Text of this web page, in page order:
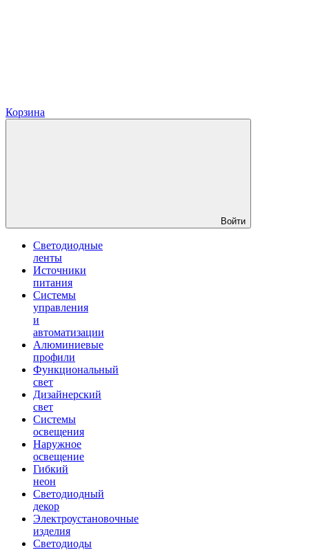
Корзина
Войти
Светодиодные
ленты
Источники
питания
Системы
управления
и
автоматизации
Алюминиевые
профили
Функциональный
свет
Дизайнерский
свет
Системы
освещения
Наружное
освещение
Гибкий
неон
Светодиодный
декор
Электроустановочные
изделия
Светодиоды